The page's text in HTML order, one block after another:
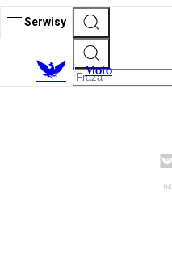
Serwisy
Moto